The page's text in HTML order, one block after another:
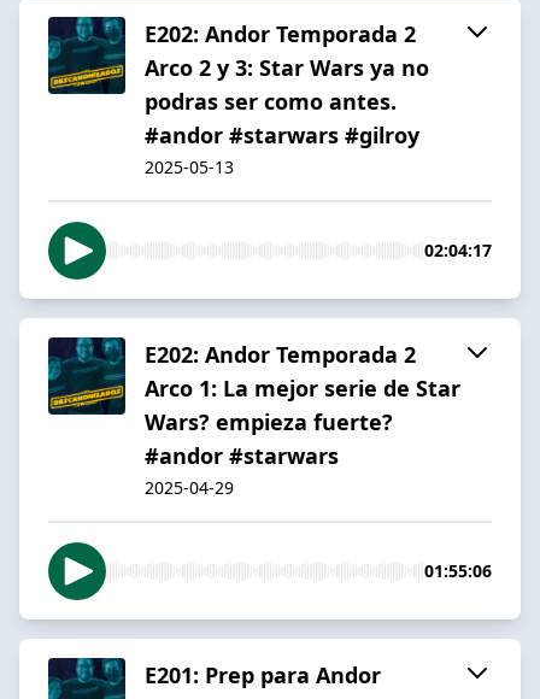
E202: Andor Temporada 2
Arco 2 y 3: Star Wars ya no
podras ser como antes.
#andor #starwars #gilroy
2025-05-13
02:04:17
E202: Andor Temporada 2
Arco 1: La mejor serie de Star
Wars? empieza fuerte?
#andor #starwars
2025-04-29
01:55:06
E201: Prep para Andor